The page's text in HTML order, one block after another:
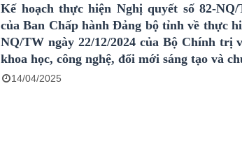
Kế hoạch thực hiện Nghị quyết số 82-NQ/
của Ban Chấp hành Đảng bộ tỉnh về thực
NQ/TW ngày 22/12/2024 của Bộ Chính trị
khoa học, công nghệ, đổi mới sáng tạo và
14/04/2025